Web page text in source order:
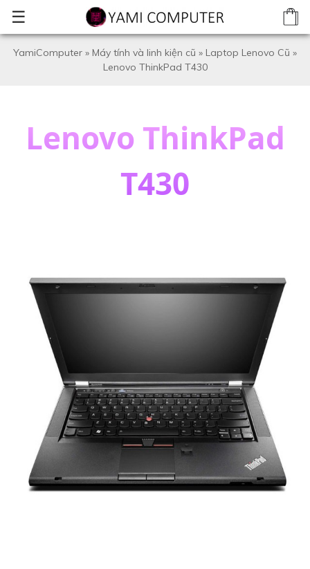
☰
YamiComputer » Máy tính và linh kiện cũ » Laptop Lenovo Cũ »
Lenovo ThinkPad T430
Lenovo ThinkPad
T430